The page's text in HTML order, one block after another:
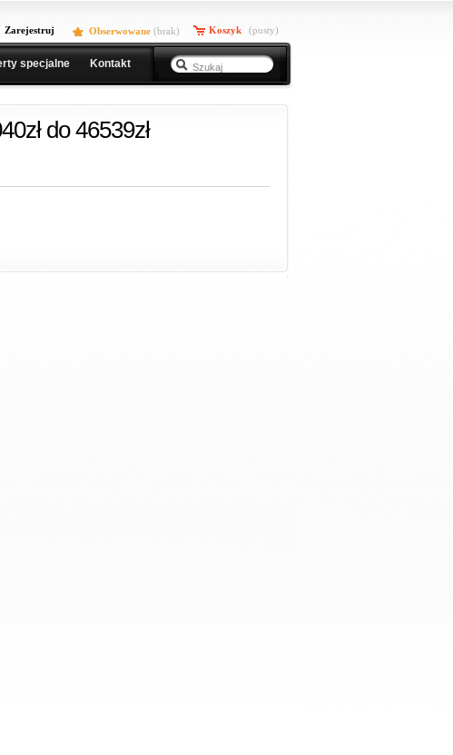
Zarejestruj Obserwowane (brak) Koszyk (pusty)
specjalne Kontakt
do 46539zł